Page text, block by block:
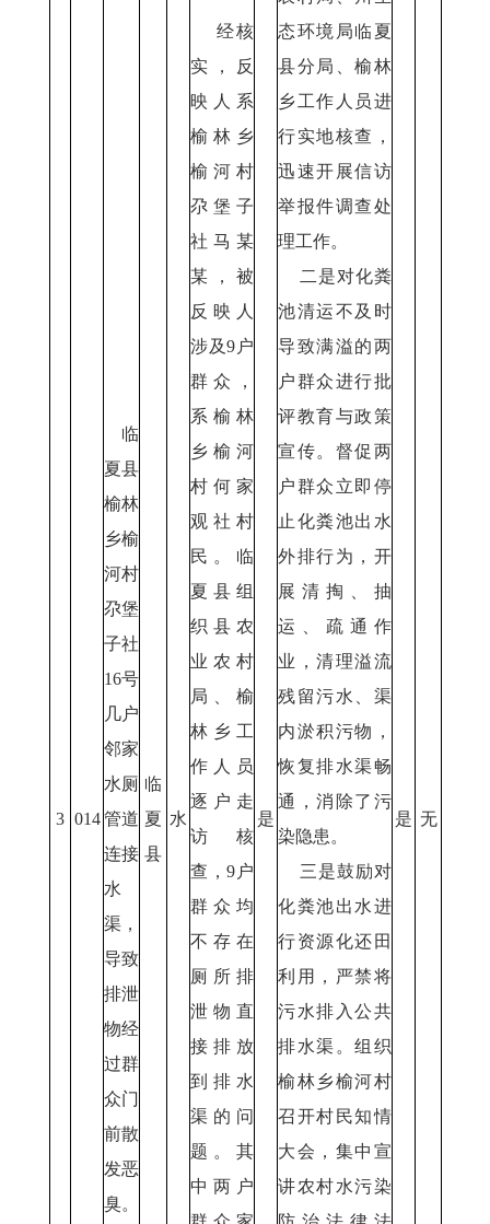
3 014
临
夏县
榆林
乡榆
河村
尕堡
子社
16号
几户
邻家
水厕
管道
连接
水
渠，
导致
排泄
物经
过群
众门
前散
发恶
臭。
临
夏
县
水
经核
实，反
映人系
榆林乡
榆河村
尕堡子
社马某
某，被
反映人
涉及9户
群众，
系榆林
乡榆河
村何家
观社村
民。临
夏县组
织县农
业农村
局、榆
林乡工
作人员
逐户走
访核
查，9户
群众均
不存在
厕所排
泄物直
接排放
到排水
渠的问
题。其
中两户
是
态环境局临夏
县分局、榆林
乡工作人员进
行实地核查，
迅速开展信访
举报件调查处
理工作。
二是对化粪
池清运不及时
导致满溢的两
户群众进行批
评教育与政策
宣传。督促两
户群众立即停
止化粪池出水
外排行为，开
展清掏、抽
运、疏通作
业，清理溢流
残留污水、渠
内淤积污物，
恢复排水渠畅
通，消除了污
染隐患。
三是鼓励对
化粪池出水进
行资源化还田
利用，严禁将
污水排入公共
排水渠。组织
榆林乡榆河村
召开村民知情
大会，集中宣
讲农村水污染
是 无